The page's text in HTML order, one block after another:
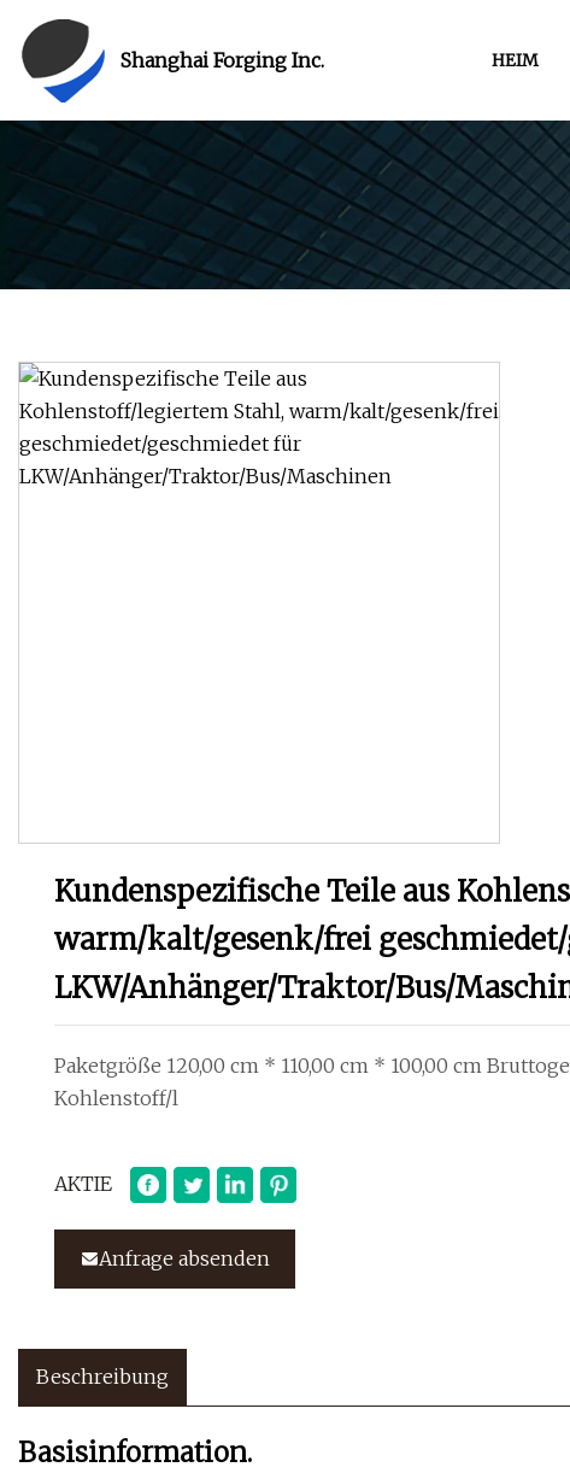
Shanghai Forging Inc. HEIM
Kundenspezifische Teile aus
warm/kalt/gesenk/frei
LKW/Anhänger/Traktor/Bus/
Paketgröße 120,00 cm * 110,00 cm * 100,00 cm
Kohlenstoff/l
AKTIE
Anfrage absenden
Beschreibung
Basisinformation.